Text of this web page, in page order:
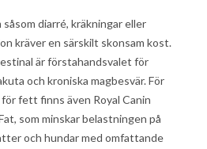
diarré, kräkningar eller
kräver en särskilt skonsam kost.
är förstahandsvalet för
och kroniska magbesvär. För
fett finns även Royal Canin
som minskar belastningen på
och hundar med omfattande